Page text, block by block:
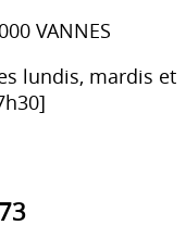
VANNES
lundis, mardis et